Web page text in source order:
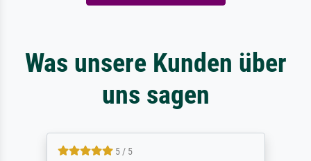
Was unsere Kunden über
uns sagen
5 / 5